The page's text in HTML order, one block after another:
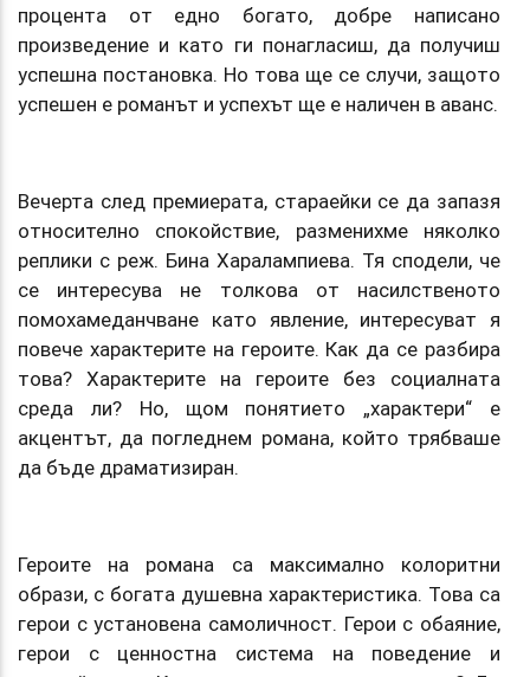
процента от едно богато, добре написано
произведение и като ги понагласиш, да получиш
успешна постановка. Но това ще се случи, защото
успешен е романът и успехът ще е наличен в аванс.
Вечерта след премиерата, стараейки се да запазя
относително спокойствие, разменихме няколко
реплики с реж. Бина Харалампиева. Тя сподели, че
се интересува не толкова от насилственото
помохамеданчване като явление, интересуват я
повече характерите на героите. Как да се разбира
това? Характерите на героите без социалната
среда ли? Но, щом понятието „характери“ е
акцентът, да погледнем романа, който трябваше
да бъде драматизиран.
Героите на романа са максимално колоритни
образи, с богата душевна характеристика. Това са
герои с установена самоличност. Герои с обаяние,
герои с ценностна система на поведение и